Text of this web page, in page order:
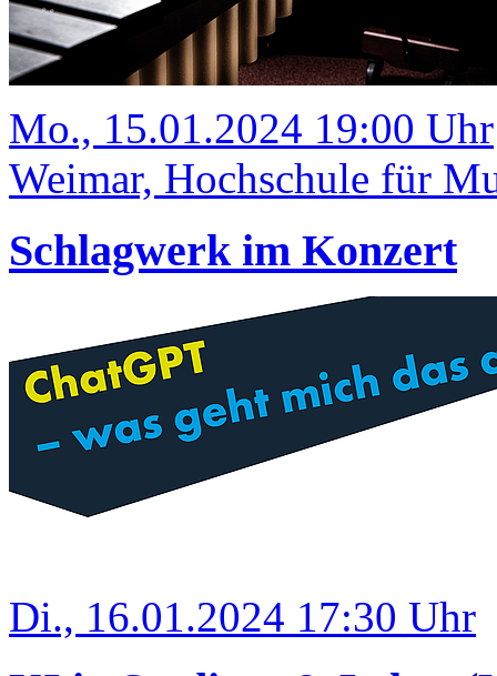
Mo., 15.01.2024 19:00 Uhr
Weimar, Hochschule für
Schlagwerk im Konzert
Di., 16.01.2024 17:30 Uhr